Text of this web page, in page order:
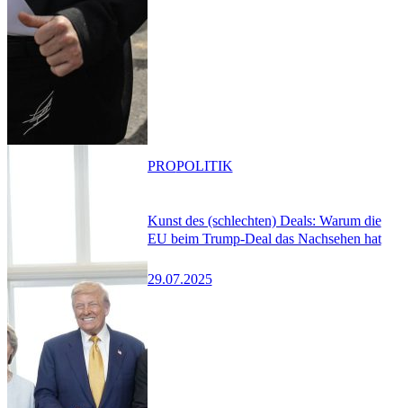
Kunst des (schlechten) Deals: Warum die
EU beim Trump-Deal das Nachsehen hat
29.07.2025
PROPOLITIK